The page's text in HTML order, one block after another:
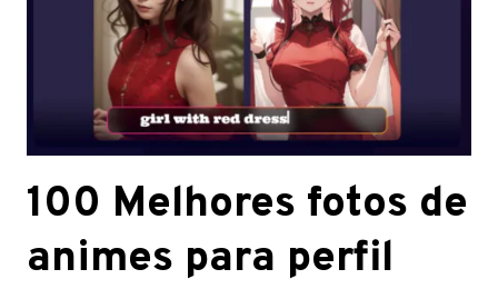
100 Melhores fotos de
animes para perfil